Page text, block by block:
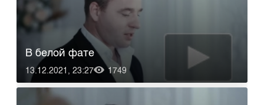
13.12.2021, 23:27 1749
В белой фате